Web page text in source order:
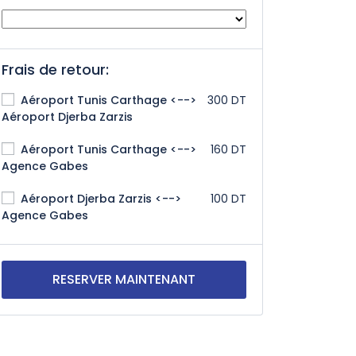
Frais de retour:
Aéroport Tunis Carthage <-->
Aéroport Djerba Zarzis
300 DT
Aéroport Tunis Carthage <-->
Agence Gabes
160 DT
Aéroport Djerba Zarzis <-->
Agence Gabes
100 DT
RESERVER MAINTENANT